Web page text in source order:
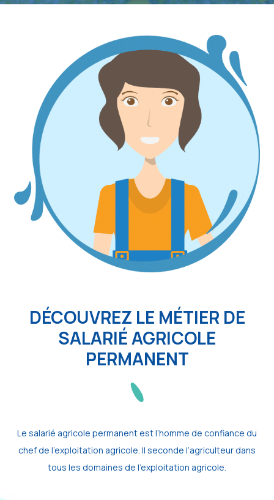
DÉCOUVREZ LE MÉTIER DE
SALARIÉ AGRICOLE
PERMANENT
Le salarié agricole permanent est l’homme de confiance du
chef de l’exploitation agricole. Il seconde l’agriculteur dans
tous les domaines de l’exploitation agricole.